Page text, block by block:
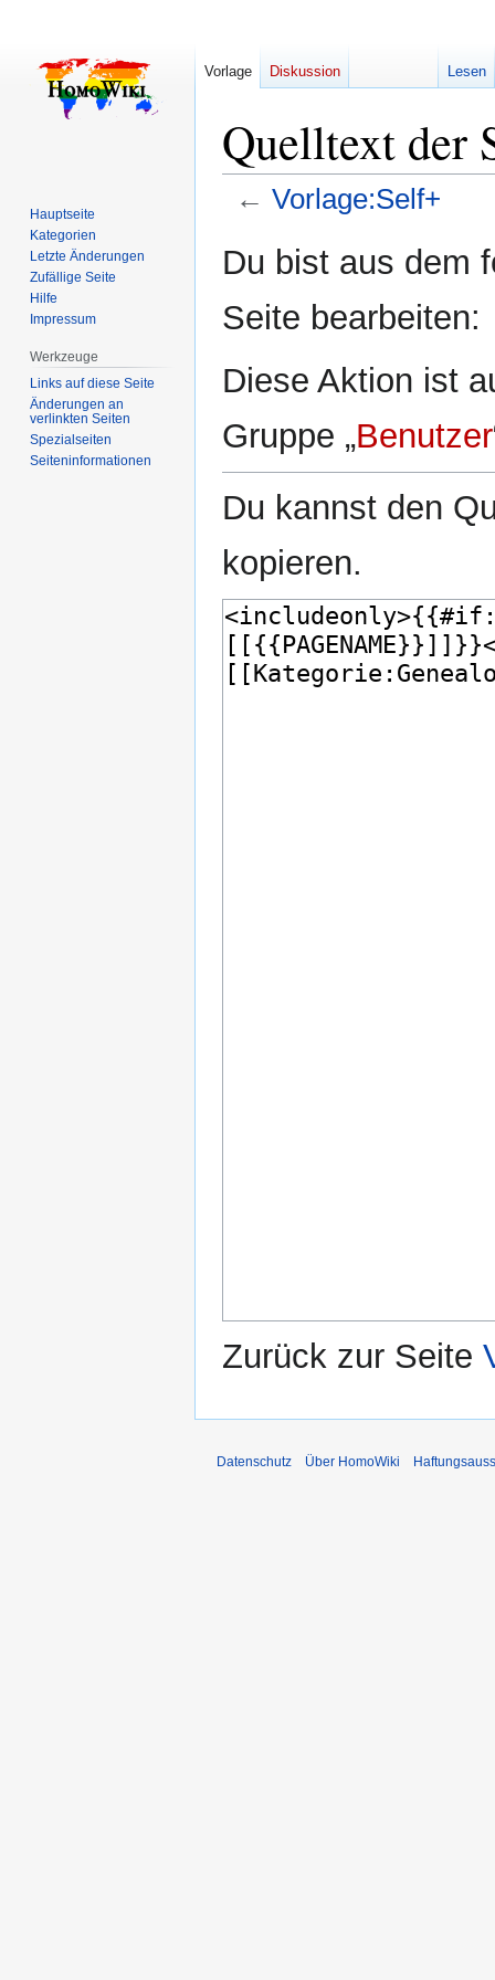
Quelltext der
← Vorlage:Self+
Navigation
Suche
Du bist aus dem
Seite bearbeiten:
Diese Aktion ist
Gruppe „Benutzer
Du kannst den
kopieren.
Zurück zur Seite
Vorlage Diskussion Lesen
Hauptseite
Kategorien
Letzte Änderungen
Zufällige Seite
Hilfe
Impressum
Werkzeuge
Links auf diese Seite
Änderungen an
verlinkten Seiten
Spezialseiten
Seiten­­informationen
Datenschutz Über HomoWiki